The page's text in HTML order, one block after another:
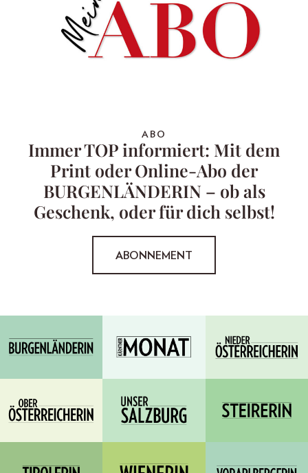
ABO
Immer TOP informiert: Mit dem
Print oder Online-Abo der
BURGENLÄNDERIN – ob als
Geschenk, oder für dich selbst!
ABONNEMENT